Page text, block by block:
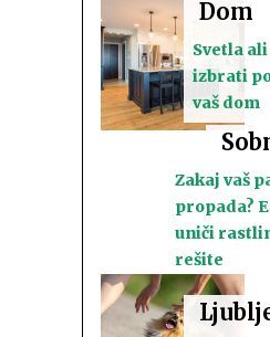
Dom
Svetla
izbrati
vaš dom
Zakaj vaš
propada?
uniči
rešite